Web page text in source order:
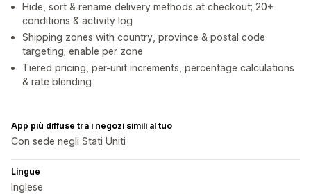
Hide, sort & rename delivery methods at checkout; 20+
conditions & activity log
Shipping zones with country, province & postal code
targeting; enable per zone
Tiered pricing, per-unit increments, percentage calculations
& rate blending
App più diffuse tra i negozi simili al tuo
Con sede negli Stati Uniti
Lingue
Inglese